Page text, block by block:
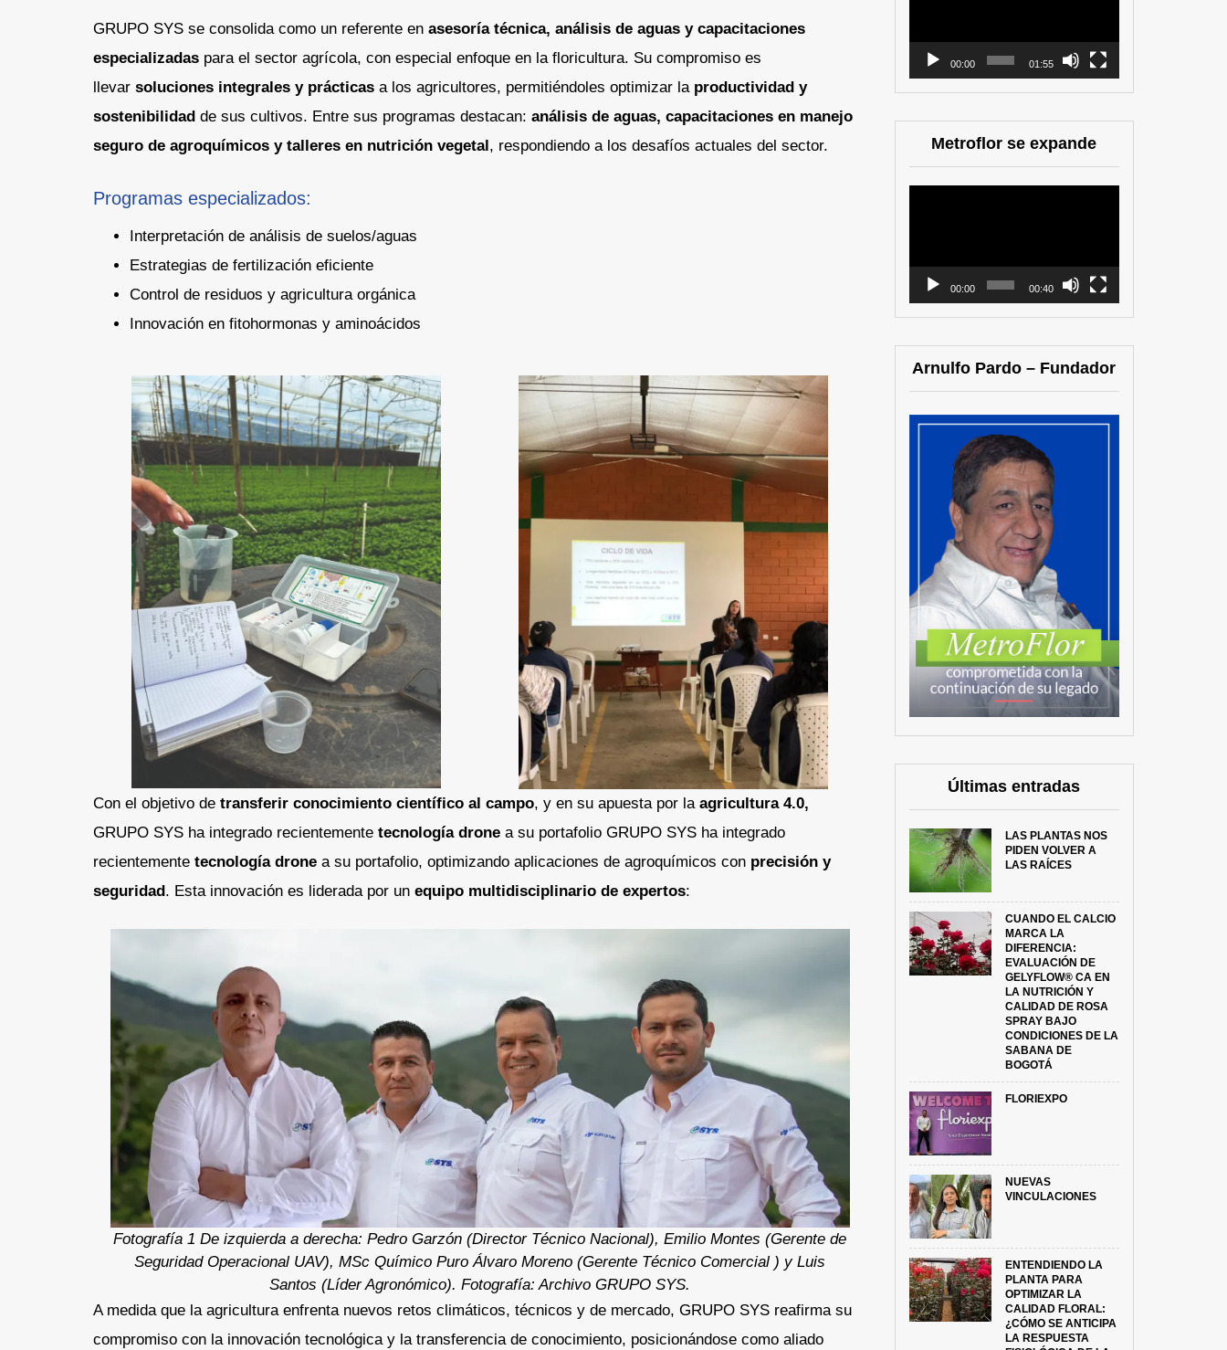
GRUPO SYS se consolida como un referente en asesoría técnica, análisis de aguas y capacitaciones
especializadas para el sector agrícola, con especial enfoque en la floricultura. Su compromiso es
llevar soluciones integrales y prácticas a los agricultores, permitiéndoles optimizar la productividad y
sostenibilidad de sus cultivos. Entre sus programas destacan: análisis de aguas, capacitaciones en manejo
seguro de agroquímicos y talleres en nutrición vegetal, respondiendo a los desafíos actuales del sector.
Programas especializados:
Interpretación de análisis de suelos/aguas
Estrategias de fertilización eficiente
Control de residuos y agricultura orgánica
Innovación en fitohormonas y aminoácidos
Con el objetivo de transferir conocimiento científico al campo, y en su apuesta por la agricultura 4.0,
GRUPO SYS ha integrado recientemente tecnología drone a su portafolio GRUPO SYS ha integrado
recientemente tecnología drone a su portafolio, optimizando aplicaciones de agroquímicos con precisión y
seguridad. Esta innovación es liderada por un equipo multidisciplinario de expertos:
Fotografía 1 De izquierda a derecha: Pedro Garzón (Director Técnico Nacional), Emilio Montes (Gerente de
Seguridad Operacional UAV), MSc Químico Puro Álvaro Moreno (Gerente Técnico Comercial ) y Luis
Santos (Líder Agronómico). Fotografía: Archivo GRUPO SYS.
A medida que la agricultura enfrenta nuevos retos climáticos, técnicos y de mercado, GRUPO SYS reafirma su
compromiso con la innovación tecnológica y la transferencia de conocimiento, posicionándose como aliado
00:00 01:55
Metroflor se expande
00:00 00:40
Arnulfo Pardo – Fundador
Últimas entradas
LAS PLANTAS NOS
PIDEN VOLVER A
LAS RAÍCES
CUANDO EL CALCIO
MARCA LA
DIFERENCIA:
EVALUACIÓN DE
GELYFLOW® CA EN
LA NUTRICIÓN Y
CALIDAD DE ROSA
SPRAY BAJO
CONDICIONES DE LA
SABANA DE
BOGOTÁ
FLORIEXPO
NUEVAS
VINCULACIONES
ENTENDIENDO LA
PLANTA PARA
OPTIMIZAR LA
CALIDAD FLORAL:
¿CÓMO SE ANTICIPA
LA RESPUESTA